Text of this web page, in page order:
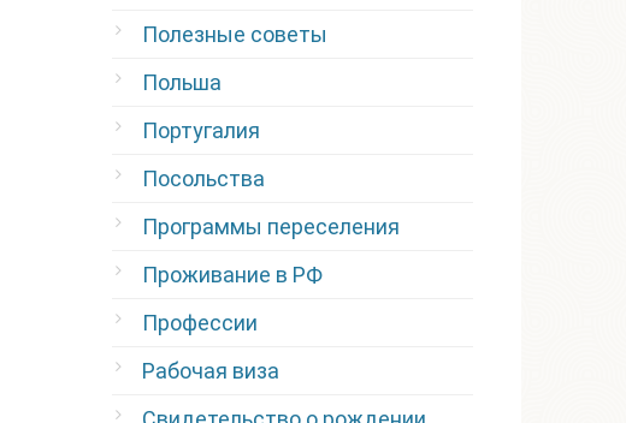
Полезные советы
Польша
Португалия
Посольства
Программы переселения
Проживание в РФ
Профессии
Рабочая виза